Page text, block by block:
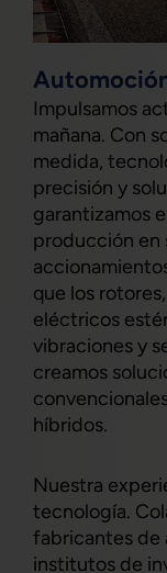
Impulsamos
mañana. Con
medida,
precisión y
garantizamos
producción en
que los
eléctricos
vibraciones y
creamos
híbridos.
Nuestra
tecnología.
fabricantes de
institutos de